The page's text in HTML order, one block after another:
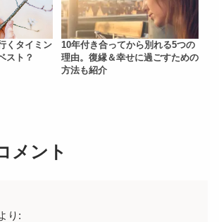
くタイミン
スト？
10年付き合ってから別れる5つの
理由。復縁＆幸せに過ごすための
方法も紹介
メント
り: